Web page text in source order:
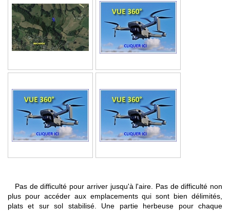
Pas de difficulté pour arriver jusqu'à l'aire. Pas de difficulté non
plus pour accéder aux emplacements qui sont bien délimités,
plats et sur sol stabilisé. Une partie herbeuse pour chaque